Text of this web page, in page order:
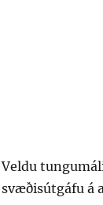
Veldu
svæðisútgáfu á